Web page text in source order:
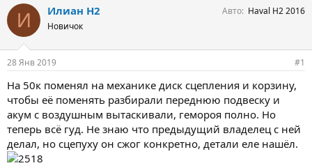
т
о
т
е
м
ы
т
н
а
л
И Илиан H2
Новичок
Авто Haval H2 2016
28 Янв 2019 #1
На 50к поменял на механике диск сцепления и корзину,
чтобы её поменять разбирали переднюю подвеску и
акум с воздушным вытаскивали, гемороя полно. Но
теперь всё гуд. Не знаю что предыдущий владелец с ней
делал, но сцепуху он сжог конкретно, детали еле нашёл.